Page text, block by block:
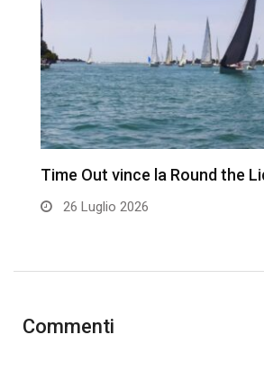
Time Out vince la Round the
26 Luglio 2026
Commenti